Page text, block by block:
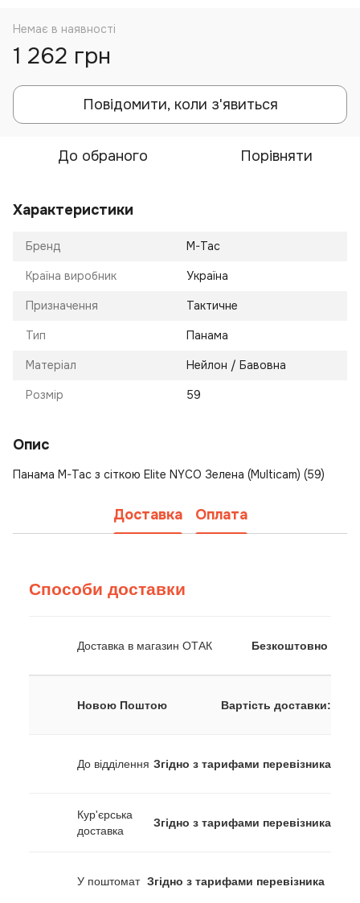
Немає в наявності
1 262 грн
Повідомити, коли з'явиться
До обраного Порівняти
Характеристики
Бренд M-Tac
Країна виробник Україна
Призначення Тактичне
Тип Панама
Матеріал Нейлон / Бавовна
Розмір 59
Опис
Панама M-Tac з сіткою Elite NYCO Зелена (Multicam) (59)
Доставка Оплата
Способи доставки
Доставка в магазин ОТАК Безкоштовно
Новою Поштою Вартість доставки:
До відділення Згідно з тарифами перевізника
Кур'єрська
доставка
Згідно з тарифами перевізника
У поштомат Згідно з тарифами перевізника